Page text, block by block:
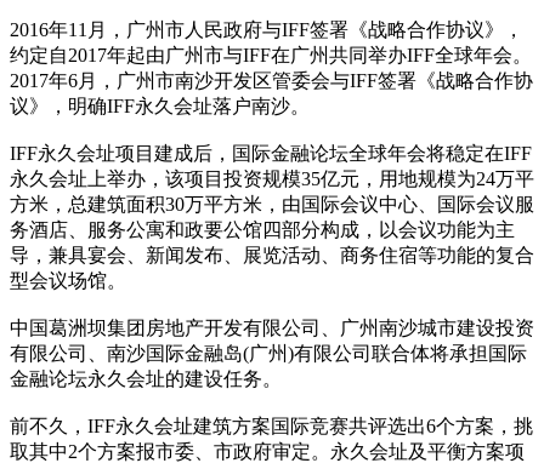
2016年11月，广州市人民政府与IFF签署《战略合作协议》，
约定自2017年起由广州市与IFF在广州共同举办IFF全球年会。
2017年6月，广州市南沙开发区管委会与IFF签署《战略合作协
议》，明确IFF永久会址落户南沙。
IFF永久会址项目建成后，国际金融论坛全球年会将稳定在IFF
永久会址上举办，该项目投资规模35亿元，用地规模为24万平
方米，总建筑面积30万平方米，由国际会议中心、国际会议服
务酒店、服务公寓和政要公馆四部分构成，以会议功能为主
导，兼具宴会、新闻发布、展览活动、商务住宿等功能的复合
型会议场馆。
中国葛洲坝集团房地产开发有限公司、广州南沙城市建设投资
有限公司、南沙国际金融岛(广州)有限公司联合体将承担国际
金融论坛永久会址的建设任务。
前不久，IFF永久会址建筑方案国际竞赛共评选出6个方案，挑
取其中2个方案报市委、市政府审定。永久会址及平衡方案项